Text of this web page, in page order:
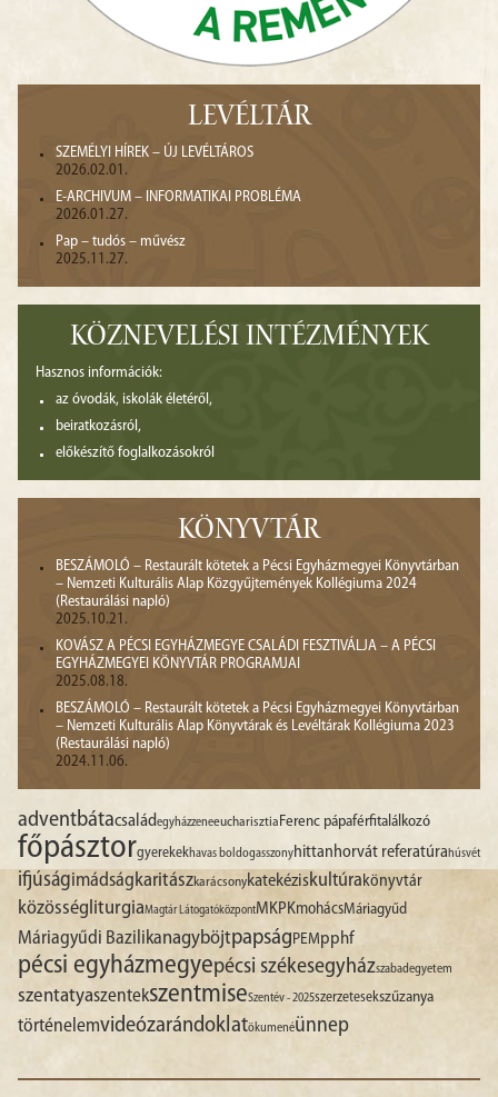
LEVÉLTÁR
SZEMÉLYI HÍREK – ÚJ LEVÉLTÁROS
2026.02.01.
E-ARCHIVUM – INFORMATIKAI PROBLÉMA
2026.01.27.
Pap – tudós – művész
2025.11.27.
KÖZNEVELÉSI INTÉZMÉNYEK
Hasznos információk:
az óvodák, iskolák életéről,
beiratkozásról,
előkészítő foglalkozásokról
KÖNYVTÁR
BESZÁMOLÓ – Restaurált kötetek a Pécsi Egyházmegyei Könyvtárban
– Nemzeti Kulturális Alap Közgyűjtemények Kollégiuma 2024
(Restaurálási napló)
2025.10.21.
KOVÁSZ A PÉCSI EGYHÁZMEGYE CSALÁDI FESZTIVÁLJA – A PÉCSI
EGYHÁZMEGYEI KÖNYVTÁR PROGRAMJAI
2025.08.18.
BESZÁMOLÓ – Restaurált kötetek a Pécsi Egyházmegyei Könyvtárban
– Nemzeti Kulturális Alap Könyvtárak és Levéltárak Kollégiuma 2023
(Restaurálási napló)
2024.11.06.
adventbátacsaládegyházzeneeucharisztia Ferenc pápaférfitalálkozó
főpásztorgyerekekhavas boldogasszonyhittanhorvát referatúrahúsvét
ifjúságimádságkaritászkarácsonykatekéziskultúra könyvtár
közösség liturgiaMagtár LátogatóközpontMKPKmohácsMáriagyűd
Máriagyűdi Bazilikanagyböjtpapság PEMpphf
pécsi egyházmegyepécsi székesegyházszabadegyetem
szentatyaszentekszentmiseSzentév - 2025szerzetesekszűzanya
történelemvideózarándoklatökumenéünnep